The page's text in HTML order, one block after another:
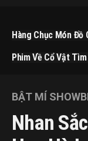
Hàng Chục Món Đồ
Phim Về Cổ Vật
BẬT MÍ
Nhan